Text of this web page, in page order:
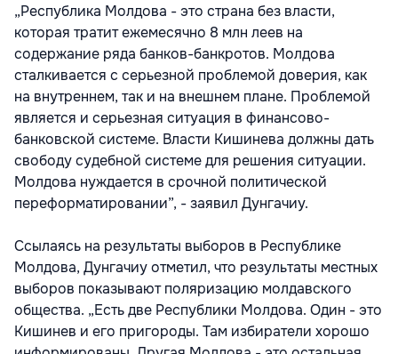
„Республика Молдова - это страна без власти,
которая тратит ежемесячно 8 млн леев на
содержание ряда банков-банкротов. Молдова
сталкивается с серьезной проблемой доверия, как
на внутреннем, так и на внешнем плане. Проблемой
является и серьезная ситуация в финансово-
банковской системе. Власти Кишинева должны дать
свободу судебной системе для решения ситуации.
Молдова нуждается в срочной политической
переформатировании”, - заявил Дунгачиу.
Ссылаясь на результаты выборов в Республике
Молдова, Дунгачиу отметил, что результаты местных
выборов показывают поляризацию молдавского
общества. „Есть две Республики Молдова. Один - это
Кишинев и его пригороды. Там избиратели хорошо